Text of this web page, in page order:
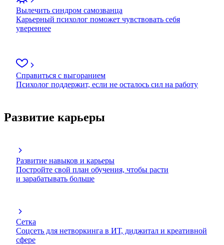
Вылечить синдром самозванца
Карьерный психолог поможет чувствовать себя
увереннее
Справиться с выгоранием
Психолог поддержит, если не осталось сил на работу
Развитие карьеры
Развитие навыков и карьеры
Постройте свой план обучения, чтобы расти
и зарабатывать больше
Сетка
Соцсеть для нетворкинга в ИТ, диджитал и креативной
сфере